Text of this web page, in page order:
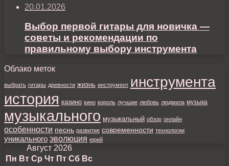
20.01.2026
Выбор первой гитары для новичка —
советы и рекомендации по
правильному выбору инструмента
Облако меток
выбрать гитары древности жизнь инструмент инструмента
история казино кино король лучшие любовь людмила музыка
музыкального музыкальный обзор онлайн
особенности песнь развитие современности технологии
уникального эволюция юрий
Август 2026
Пн Вт Ср Чт Пт Сб Вс